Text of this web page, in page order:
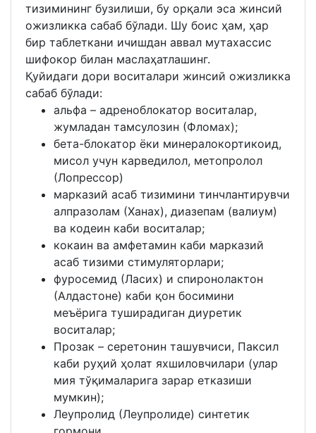
тизимининг бузилиши, бу орқали эса жинсий
ожизликка сабаб бўлади. Шу боис ҳам, ҳар
бир таблеткани ичишдан аввал мутахассис
шифокор билан маслаҳатлашинг.
Қуйидаги дори воситалари жинсий ожизликка
сабаб бўлади:
альфа – адреноблокатор воситалар,
жумладан тамсулозин (Фломах);
бета-блокатор ёки минералокортикоид,
мисол учун карведилол, метопролол
(Лопрессор)
марказий асаб тизимини тинчлантирувчи
алпразолам (Ханах), диазепам (валиум)
ва кодеин каби воситалар;
кокаин ва амфетамин каби марказий
асаб тизими стимуляторлари;
фуросемид (Ласих) и спиронолактон
(Алдаcтоне) каби қон босимини
меъёрига туширадиган диуретик
воситалар;
Прозак – серетонин ташувчиси, Паксил
каби руҳий ҳолат яхшиловчилари (улар
мия тўқималарига зарар етказиши
мумкин);
Леупролид (Леупролиде) синтетик